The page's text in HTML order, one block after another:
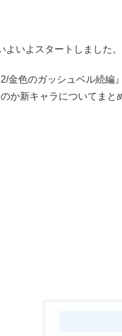
よいよスタートしました。
2/金色のガッシュベル続
か新キャラについてまと